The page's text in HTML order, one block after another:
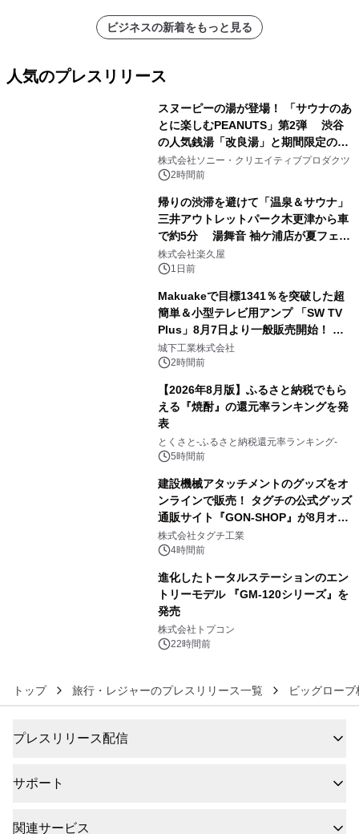
ビジネスの新着をもっと見る
人気のプレスリリース
スヌーピーの湯が登場！ 「サウナのあ
とに楽しむPEANUTS」第2弾 渋谷
の人気銭湯「改良湯」と期間限定のコ
ラボレーション サウナイキタイコラ
ボグッズも発売決定！
株式会社ソニー・クリエイティブプロダクツ
2時間前
帰りの渋滞を避けて「温泉＆サウナ」
三井アウトレットパーク木更津から車
で約5分 湯舞音 袖ケ浦店が夏フェア
メニューを提供
株式会社楽久屋
1日前
Makuakeで目標1341％を突破した超
簡単＆小型テレビ用アンプ 「SW TV
Plus」8月7日より一般販売開始！ ケ
ーブル1本つなぐだけ、テレビの音が
ぐっと豊かに
城下工業株式会社
2時間前
【2026年8月版】ふるさと納税でもら
える『焼酎』の還元率ランキングを発
表
とくさと-ふるさと納税還元率ランキング-
5時間前
建設機械アタッチメントのグッズをオ
ンラインで販売！ タグチの公式グッズ
通販サイト『GON-SHOP』が8月オー
プン
株式会社タグチ工業
4時間前
進化したトータルステーションのエン
トリーモデル 『GM-120シリーズ』を
発売
株式会社トプコン
22時間前
トップ 旅行・レジャーのプレスリリース一覧 ビッグロー
プレスリリース配信
サポート
関連サービス